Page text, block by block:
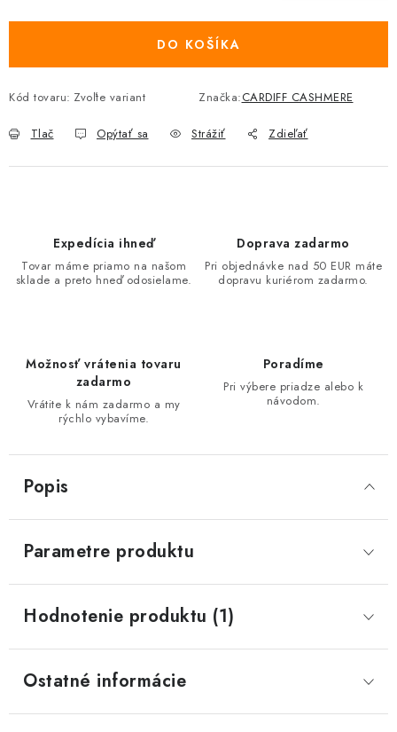
DO KOŠÍKA
Kód tovaru: Zvoľte variant Značka:CARDIFF CASHMERE
Tlač Opýtať sa Strážiť Zdieľať
Expedícia ihneď
Tovar máme priamo na našom
sklade a preto hneď odosielame.
Doprava zadarmo
Pri objednávke nad 50 EUR máte
dopravu kuriérom zadarmo.
Možnosť vrátenia tovaru
zadarmo
Vrátite k nám zadarmo a my
rýchlo vybavíme.
Poradíme
Pri výbere priadze alebo k
návodom.
Popis
Parametre produktu
Hodnotenie produktu (1)
Ostatné informácie